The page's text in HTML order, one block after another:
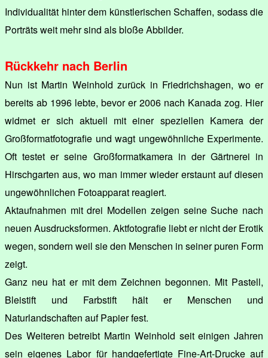
Individualität hinter dem künstlerischen Schaffen, sodass die
Porträts weit mehr sind als bloße Abbilder.
Rückkehr nach Berlin
Nun ist Martin Weinhold zurück in Friedrichshagen, wo er
bereits ab 1996 lebte, bevor er 2006 nach Kanada zog. Hier
widmet er sich aktuell mit einer speziellen Kamera der
Großformatfotografie und wagt ungewöhnliche Experimente.
Oft testet er seine Großformatkamera in der Gärtnerei in
Hirschgarten aus, wo man immer wieder erstaunt auf diesen
ungewöhnlichen Fotoapparat reagiert.
Aktaufnahmen mit drei Modellen zeigen seine Suche nach
neuen Ausdrucksformen. Aktfotografie liebt er nicht der Erotik
wegen, sondern weil sie den Menschen in seiner puren Form
zeigt.
Ganz neu hat er mit dem Zeichnen begonnen. Mit Pastell,
Bleistift und Farbstift hält er Menschen und
Naturlandschaften auf Papier fest.
Des Weiteren betreibt Martin Weinhold seit einigen Jahren
sein eigenes Labor für handgefertigte Fine-Art-Drucke auf